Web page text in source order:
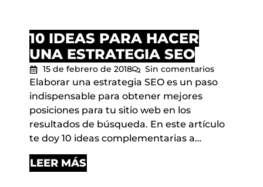
10 IDEAS PARA HACER
UNA ESTRATEGIA SEO
15 de febrero de 2018 Sin comentarios
Elaborar una estrategia SEO es un paso
indispensable para obtener mejores
posiciones para tu sitio web en los
resultados de búsqueda. En este artículo
te doy 10 ideas complementarias a…
LEER MÁS